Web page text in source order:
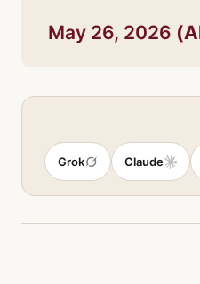
May 26, 2026
Claude
Grok